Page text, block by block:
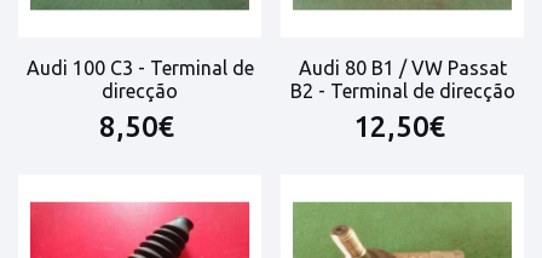
Audi 100 C3 - Terminal de
direcção
8,50€
Audi 80 B1 / VW Passat
B2 - Terminal de direcção
12,50€